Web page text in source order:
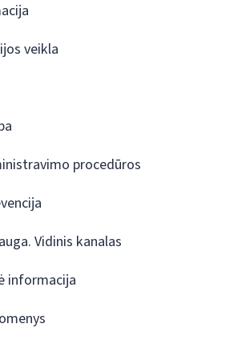
veikla
procedūros
Vidinis kanalas
informacija